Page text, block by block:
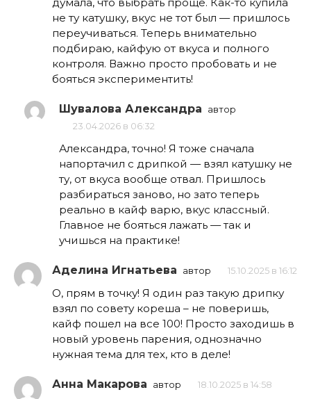
не ту катушку, вкус не тот был — пришлось
переучиваться. Теперь внимательно
подбираю, кайфую от вкуса и полного
контроля. Важно просто пробовать и не
бояться экспериментить!
Шувалова Александра
автор
23.04.2026 в 06:32
Александра, точно! Я тоже сначала
напортачил с дрипкой — взял катушку не
ту, от вкуса вообще отвал. Пришлось
разбираться заново, но зато теперь
реально в кайф варю, вкус классный.
Главное не бояться лажать — так и
учишься на практике!
Аделина Игнатьева автор 15.10.2025 в 16:12
О, прям в точку! Я один раз такую дрипку
взял по совету кореша – не поверишь,
кайф пошел на все 100! Просто заходишь в
новый уровень парения, однозначно
нужная тема для тех, кто в деле!
Анна Макарова автор 18.10.2025 в 14:58